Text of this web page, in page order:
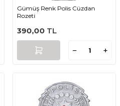
Gümüş Renk Polis Cüzdan
Rozeti
390,00 TL